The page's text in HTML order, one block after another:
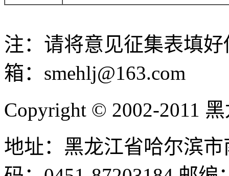
注：请将意见征集表填
箱：smehlj@163.com
Copyright © 2002-2011
地址：黑龙江省哈尔滨